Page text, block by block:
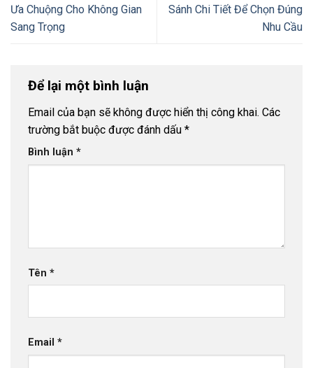
Ưa Chuộng Cho Không Gian
Sang Trọng
Sánh Chi Tiết Để Chọn Đúng
Nhu Cầu
Để lại một bình luận
Email của bạn sẽ không được hiển thị công khai. Các
trường bắt buộc được đánh dấu *
Bình luận *
Tên *
Email *